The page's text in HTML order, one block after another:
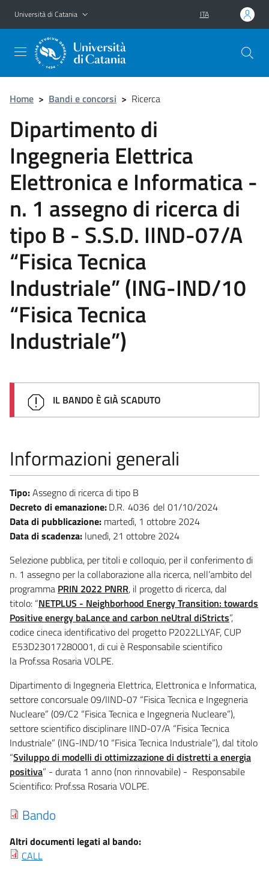
Vai al contenuto principale
Vai al menu di navigazione
Università di Catania ITA
Home > Bandi e concorsi > Ricerca
Dipartimento di
Ingegneria Elettrica
Elettronica e Informatica -
n. 1 assegno di ricerca di
tipo B - S.S.D. IIND-07/A
“Fisica Tecnica
Industriale” (ING-IND/10
“Fisica Tecnica
Industriale”)
IL BANDO È GIÀ SCADUTO
Informazioni generali
Tipo:Assegno di ricerca di tipo B
Decreto di emanazione:D.R. 4036
01/10/2024
Data di pubblicazione: martedì, 1 ottobre 2024
Data di scadenza: lunedì, 21 ottobre 2024
Selezione pubblica, per titoli e colloquio, per il conferimento di
n. 1 assegno per la collaborazione alla ricerca, nell’ambito del
programma PRIN 2022 PNRR, il progetto di ricerca, dal
titolo: “NETPLUS - Neighborhood Energy Transition: towards
Positive energy baLance and carbon neUtral diStricts”,
codice cineca identificativo del progetto P2022LLYAF, CUP
E53D23017280001, di cui è Responsabile scientifico
la Prof.ssa Rosaria VOLPE.
Dipartimento di Ingegneria Elettrica, Elettronica e Informatica,
settore concorsuale 09/IIND-07 “Fisica Tecnica e Ingegneria
Nucleare” (09/C2 “Fisica Tecnica e Ingegneria Nucleare”),
settore scientifico disciplinare IIND-07/A “Fisica Tecnica
Industriale” (ING-IND/10 “Fisica Tecnica Industriale”), dal titolo
“Sviluppo di modelli di ottimizzazione di distretti a energia
positiva” - durata 1 anno (non rinnovabile) - Responsabile
Scientifico: Prof.ssa Rosaria VOLPE.
Bando
Altri documenti legati al bando:
CALL